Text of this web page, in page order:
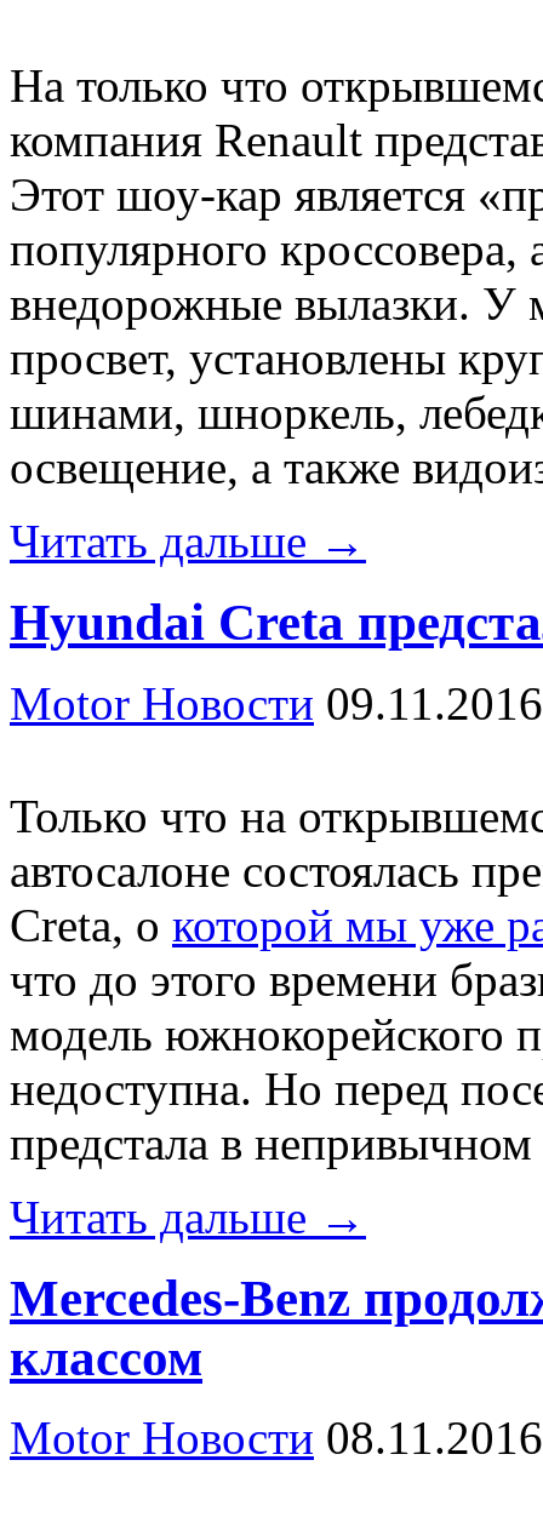
На только что
компания Renault
Этот шоу-кар является
популярного
внедорожные вылазки.
просвет, установлены
шинами, шноркель,
освещение, а также
Читать дальше →
Hyundai Creta
Motor Новости 09.11.2016
Только что на
автосалоне состоялась
Creta, о которой мы уже
что до этого времени
модель южнокорейского
недоступна. Но перед
предстала в непривычном
Читать дальше →
Mercedes-Benz
классом
Motor Новости 08.11.2016